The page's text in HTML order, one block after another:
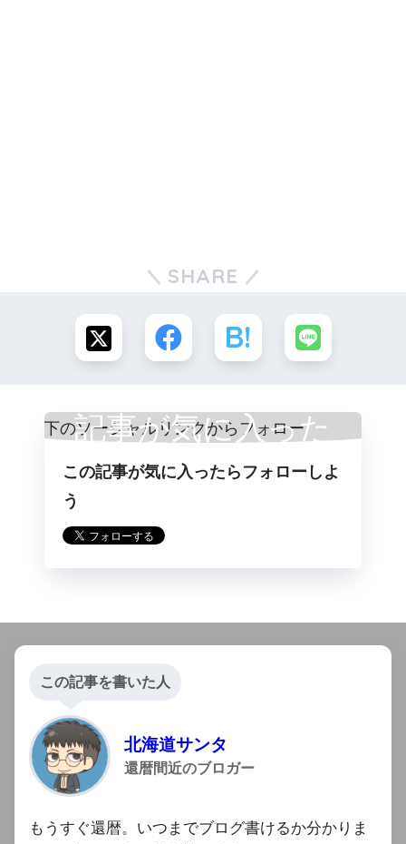
SHARE
記事が気に入った
らフォロー
この記事が気に入ったらフォローしよ
う
この記事を書いた人
北海道サンタ
還暦間近のブロガー
もうすぐ還暦。いつまでブログ書けるか分かりま